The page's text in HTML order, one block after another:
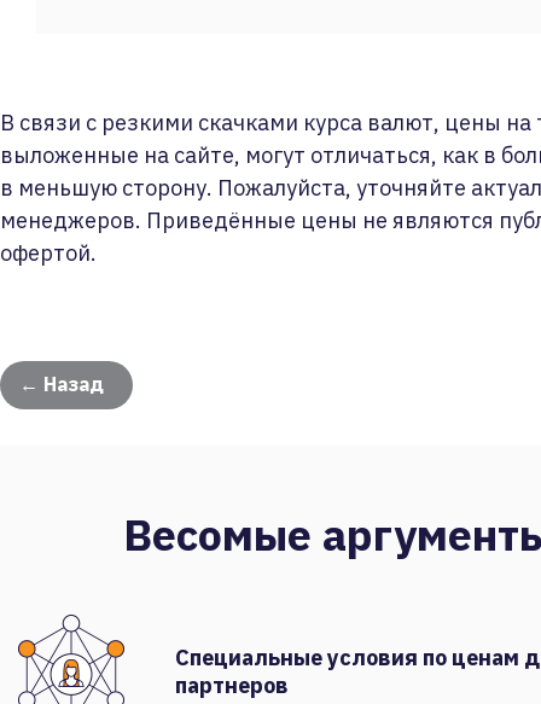
В связи с резкими скачками курса валют, цены на
выложенные на сайте, могут отличаться, как в
в меньшую сторону. Пожалуйста, уточняйте
менеджеров. Приведённые цены не являются
офертой.
← Назад
Весомые
Специальные условия по ценам
партнеров